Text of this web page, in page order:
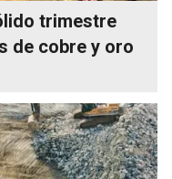
trimestre
de cobre y oro